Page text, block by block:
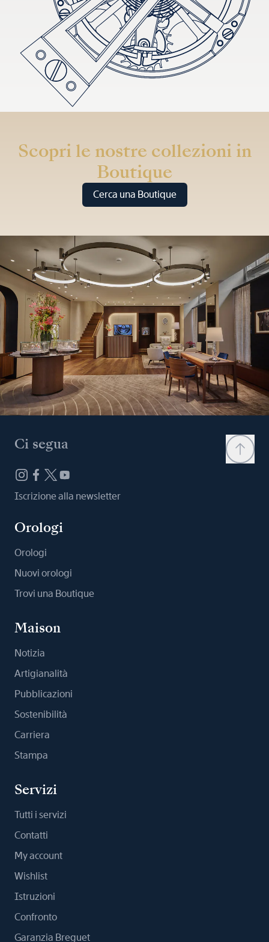
Scopri le nostre collezioni in
Boutique
Cerca una Boutique
Ci segua
Iscrizione alla newsletter
Orologi
Orologi
Nuovi orologi
Trovi una Boutique
Maison
Notizia
Artigianalità
Pubblicazioni
Sostenibilità
Carriera
Stampa
Servizi
Tutti i servizi
Contatti
My account
Wishlist
Istruzioni
Confronto
Garanzia Breguet